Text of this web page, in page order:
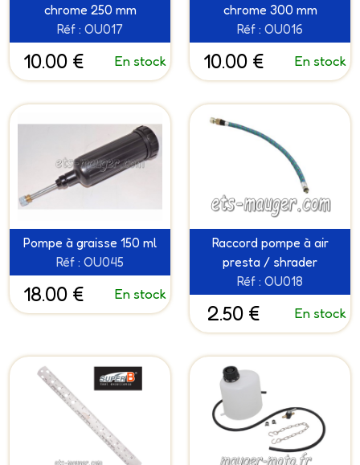
chrome 250 mm
Réf : OU017
10.00 € En stock
chrome 300 mm
Réf : OU016
10.00 € En stock
Pompe à graisse 150 ml
Réf : OU045
18.00 € En stock
Raccord pompe à air
presta / shrader
Réf : OU018
2.50 € En stock